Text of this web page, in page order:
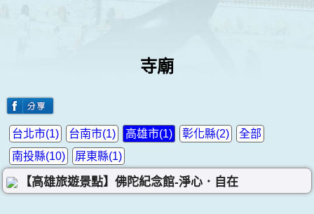
寺廟
全部
台北市(1) 台南市(1) 高雄市(1)
彰化縣(2)
南投縣(10)
屏東縣(1)
【高雄旅遊景點】佛陀紀念館-淨心．自在